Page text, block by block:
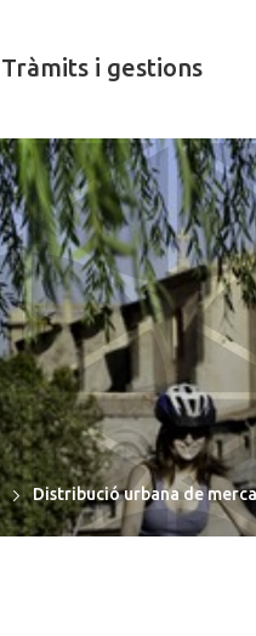
Tràmits i gestions
Distribució urbana de